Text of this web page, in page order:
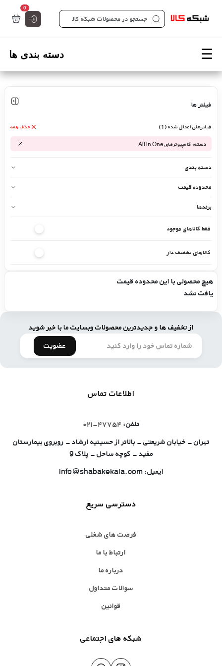
صفحه اصلی شبکه کالا - فروشگاه تخصصی قطعات شبکه
0تعداد
فیلتر ها
فیلترهای اعمال شده (1) حذف همه
دسته: کامپیوترهای All in One
دسته بندی
محدوده قیمت
برندها
فقط کالاهای موجود
کالاهای تخفیف دار
هیچ محصولی با این محدوده قیمت
یافت نشد
از تخفیف ها و جدیدترین محصولات وبسایت ما با خبر شوید
عضویت
اطلاعات تماس
تلفن: ۴۷۷۵۴-۰۲۱
تهران - خیابان شریعتی - بالاتر از حسینیه ارشاد - روبروی بیمارستان
مفید - کوچه ساحل - پلاک 9
ایمیل: info@shabakekala.com
دسترسی سریع
فرصت های شغلی
ارتباط با ما
درباره ما
سوالات متداول
قوانین
شبکه های اجتماعی